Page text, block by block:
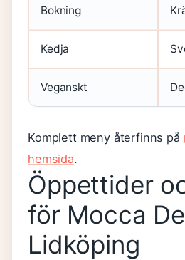
Bokning
Kedja
Veganskt
Komplett meny återfinns på
hemsida.
Öppettider
för Mocca
Lidköping